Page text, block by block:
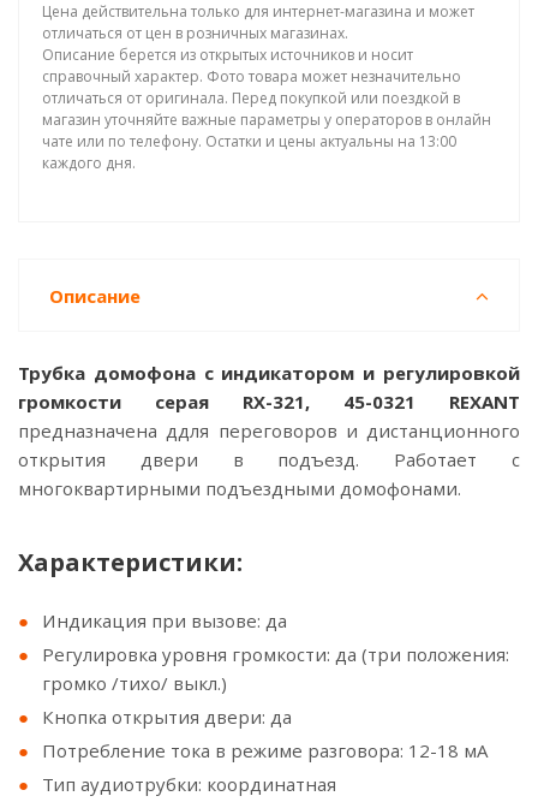
Цена действительна только для интернет-магазина и может
отличаться от цен в розничных магазинах.
Описание берется из открытых источников и носит
справочный характер. Фото товара может незначительно
отличаться от оригинала. Перед покупкой или поездкой в
магазин уточняйте важные параметры у операторов в онлайн
чате или по телефону. Остатки и цены актуальны на 13:00
каждого дня.
Описание
Трубка домофона с индикатором и регулировкой
громкости серая RX-321, 45-0321 REXANT
предназначена ддля переговоров и дистанционного
открытия двери в подъезд. Работает c
многоквартирными подъездными домофонами.
Характеристики:
Индикация при вызове: да
Регулировка уровня громкости: да (три положения:
громко /тихо/ выкл.)
Кнопка открытия двери: да
Потребление тока в режиме разговора: 12-18 мА
Тип аудиотрубки: координатная